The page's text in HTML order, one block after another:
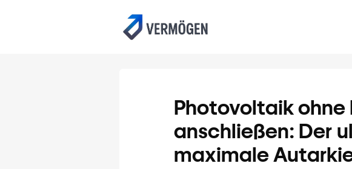
Photovoltaik ohne
anschließen: Der
maximale